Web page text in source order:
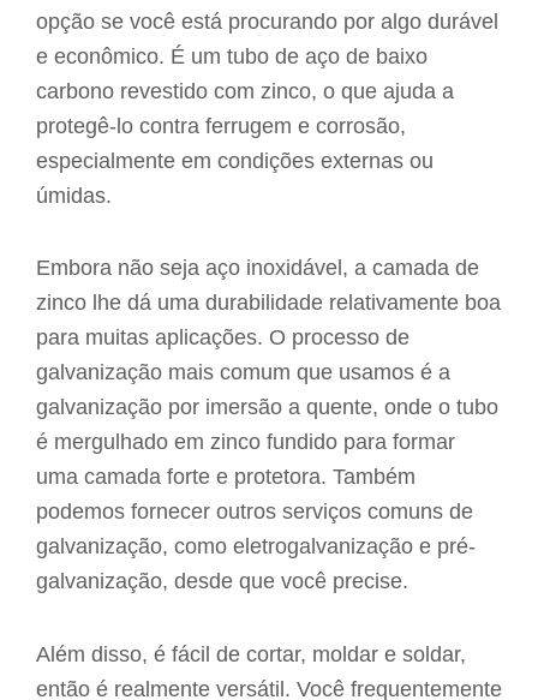
opção se você está procurando por algo durável
e econômico. É um tubo de aço de baixo
carbono revestido com zinco, o que ajuda a
protegê-lo contra ferrugem e corrosão,
especialmente em condições externas ou
úmidas.
Embora não seja aço inoxidável, a camada de
zinco lhe dá uma durabilidade relativamente boa
para muitas aplicações. O processo de
galvanização mais comum que usamos é a
galvanização por imersão a quente, onde o tubo
é mergulhado em zinco fundido para formar
uma camada forte e protetora. Também
podemos fornecer outros serviços comuns de
galvanização, como eletrogalvanização e pré-
galvanização, desde que você precise.
Além disso, é fácil de cortar, moldar e soldar,
então é realmente versátil. Você frequentemente